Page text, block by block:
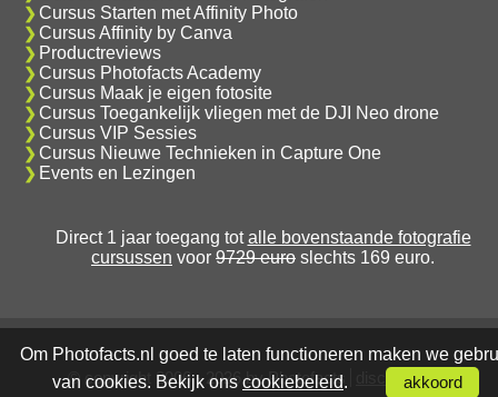
Cursus Starten met Affinity Photo
Cursus Affinity by Canva
Productreviews
Cursus Photofacts Academy
Cursus Maak je eigen fotosite
Cursus Toegankelijk vliegen met de DJI Neo drone
Cursus VIP Sessies
Cursus Nieuwe Technieken in Capture One
Events en Lezingen
Direct 1 jaar toegang totalle bovenstaande fotografie
cursussen voor 9729 euro slechts 169 euro.
© copyright 2006 - 2026 by Photofacts disclaimer
Om Photofacts.nl goed te laten functioneren maken we
van cookies. Bekijk ons cookiebeleid. akkoord